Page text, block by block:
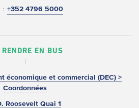
: +352 4796 5000
EN BUS
économique et commercial (DEC) >
Coordonnées
Roosevelt Quai 1